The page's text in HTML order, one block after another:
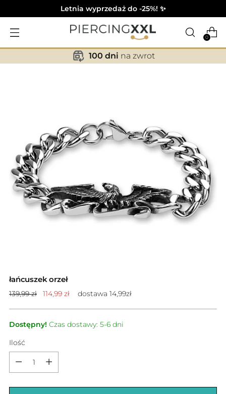
Letnia wyprzedaż do -25%! ✨
0
✕
100 dni na zwrot
łańcuszek orzeł
Cena
139,99 zł 114,99 zł dostawa 14,99zł
Dostępny! Czas dostawy: 5-6 dni
Ilość